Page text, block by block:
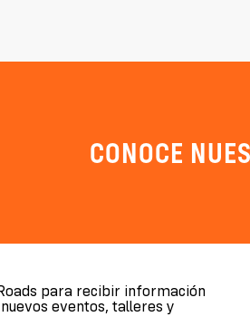
CONOCE
para recibir información
eventos, talleres y